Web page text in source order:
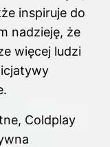
inspiruje do
nadzieję, że
więcej ludzi
Coldplay